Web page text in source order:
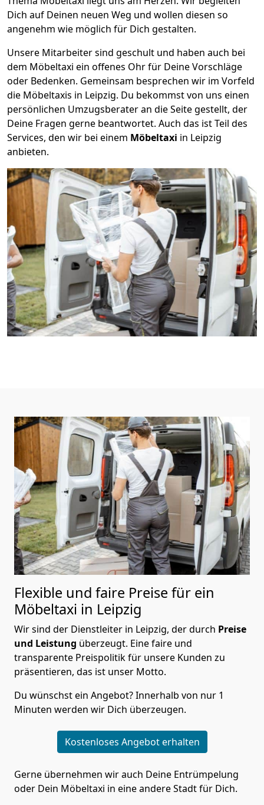
Dich auf Deinen neuen Weg und wollen diesen so
angenehm wie möglich für Dich gestalten.
Unsere Mitarbeiter sind geschult und haben auch bei
dem Möbeltaxi ein offenes Ohr für Deine Vorschläge
oder Bedenken. Gemeinsam besprechen wir im Vorfeld
die Möbeltaxis in Leipzig. Du bekommst von uns einen
persönlichen Umzugsberater an die Seite gestellt, der
Deine Fragen gerne beantwortet. Auch das ist Teil des
Services, den wir bei einem Möbeltaxi in Leipzig
anbieten.
Flexible und faire Preise für ein
Möbeltaxi in Leipzig
Wir sind der Dienstleiter in Leipzig, der durch Preise
und Leistung überzeugt. Eine faire und
transparente Preispolitik für unsere Kunden zu
präsentieren, das ist unser Motto.
Du wünschst ein Angebot? Innerhalb von nur 1
Minuten werden wir Dich überzeugen.
Kostenloses Angebot erhalten
Gerne übernehmen wir auch Deine Entrümpelung
oder Dein Möbeltaxi in eine andere Stadt für Dich.